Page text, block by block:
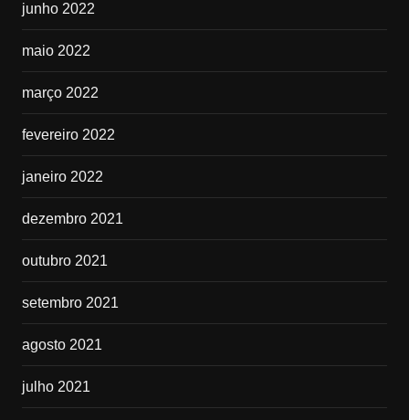
junho 2022
maio 2022
março 2022
fevereiro 2022
janeiro 2022
dezembro 2021
outubro 2021
setembro 2021
agosto 2021
julho 2021